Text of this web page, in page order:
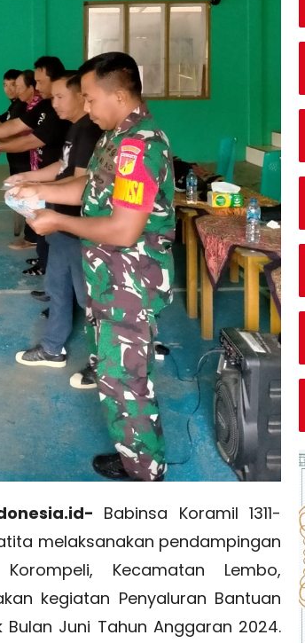
Babinsa Koramil 1311-
melaksanakan pendampingan
Kecamatan Lembo,
kegiatan Penyaluran Bantuan
Bulan Juni Tahun Anggaran 2024.